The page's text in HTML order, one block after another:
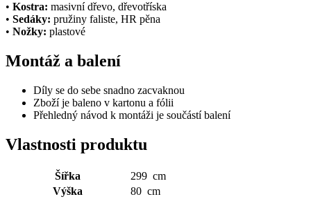
• Kostra: masivní dřevo, dřevotříska
• Sedáky: pružiny faliste, HR pěna
• Nožky: plastové
Montáž a balení
Díly se do sebe snadno zacvaknou
Zboží je baleno v kartonu a fólii
Přehledný návod k montáži je součástí balení
Vlastnosti produktu
Šířka
299 cm
Výška
80 cm